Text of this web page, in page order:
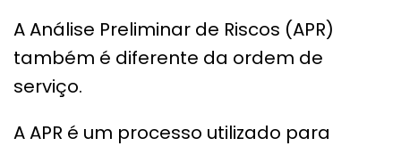
A Análise Preliminar de Riscos (APR)
também é diferente da ordem de
serviço.
A APR é um processo utilizado para